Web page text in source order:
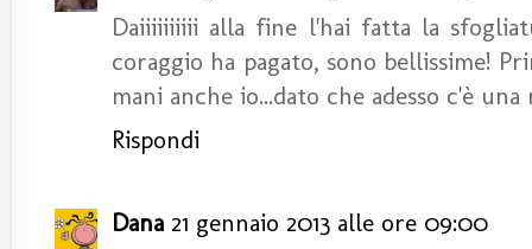
Daiiiiiiiiii alla fine l'hai fatta la
coraggio ha pagato, sono bellissime!
mani anche io...dato che adesso c'è
Rispondi
Dana 21 gennaio 2013 alle ore 09:00